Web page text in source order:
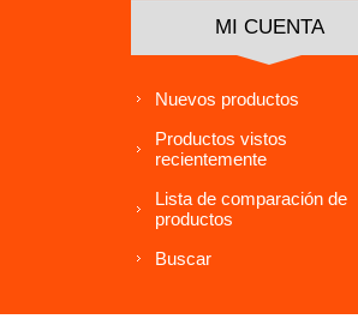
MI CUENTA
Nuevos productos
Productos vistos
recientemente
Lista de comparación de
productos
Buscar